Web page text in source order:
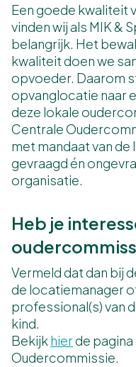
Een goede kwaliteit
vinden wij als MIK &
belangrijk. Het
kwaliteit doen we
opvoeder. Daarom
opvanglocatie naar
deze lokale
Centrale
met mandaat van
gevraagd én
organisatie.
Heb je
Vermeld dat dan bij
de locatiemanager
professional(s) van
kind.
Bekijkhierde
Oudercommissie.